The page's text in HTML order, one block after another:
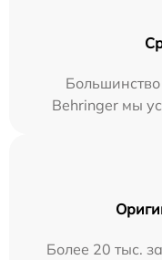
Behringer мы
Более 20 тыс.